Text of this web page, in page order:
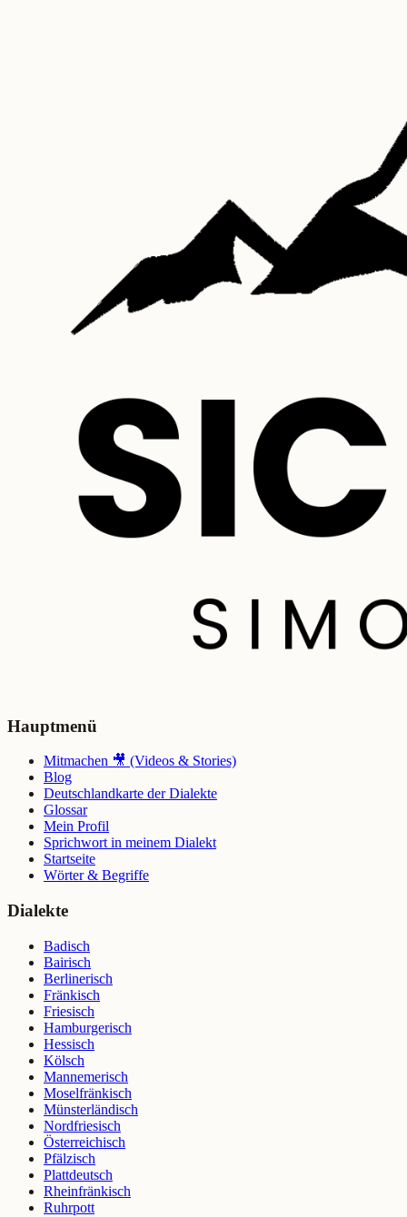
Hauptmenü
Mitmachen 🎥 (Videos & Stories)
Blog
Deutschlandkarte der Dialekte
Glossar
Mein Profil
Sprichwort in meinem Dialekt
Startseite
Wörter & Begriffe
Dialekte
Badisch
Bairisch
Berlinerisch
Fränkisch
Friesisch
Hamburgerisch
Hessisch
Kölsch
Mannemerisch
Moselfränkisch
Münsterländisch
Nordfriesisch
Österreichisch
Pfälzisch
Plattdeutsch
Rheinfränkisch
Ruhrpott